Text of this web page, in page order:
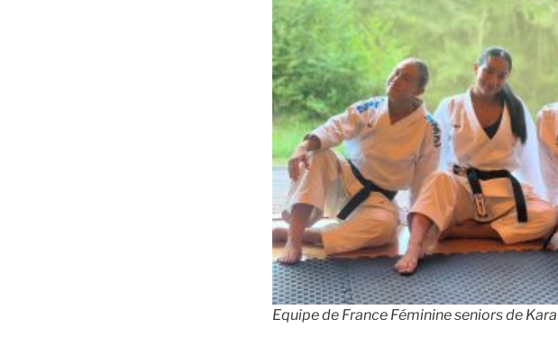
Equipe de France Féminine seniors de